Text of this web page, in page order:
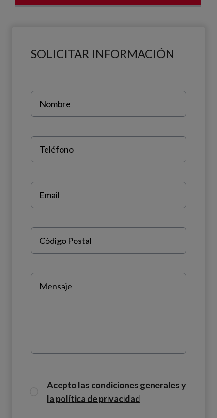
SOLICITAR INFORMACIÓN
Acepto las condiciones generalesy
la política de privacidad